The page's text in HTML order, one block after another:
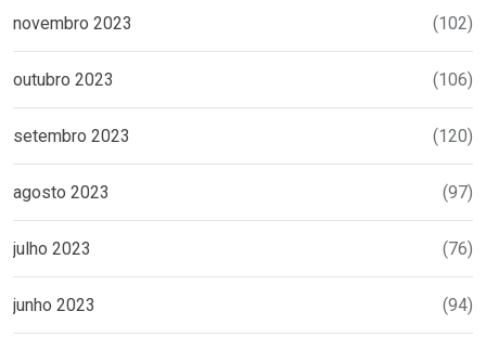
novembro 2023 (102)
outubro 2023 (106)
setembro 2023 (120)
agosto 2023 (97)
julho 2023 (76)
junho 2023 (94)